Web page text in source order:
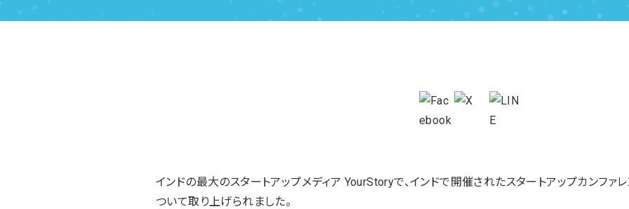
インドの最大のスタートアップメディア YourStoryで、インドで開催されたスタートアップカンファ
ついて取り上げられました。